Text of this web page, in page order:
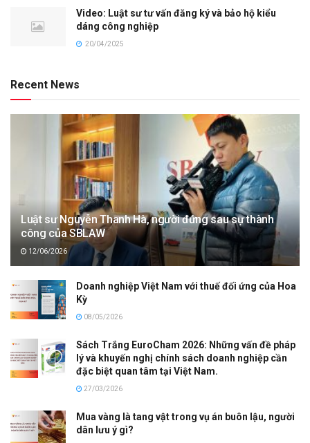
Video: Luật sư tư vấn đăng ký và bảo hộ kiểu
dáng công nghiệp
20/04/2025
Recent News
Luật sư Nguyễn Thanh Hà, người đứng sau sự thành
công của SBLAW
12/06/2026
Doanh nghiệp Việt Nam với thuế đối ứng của Hoa
Kỳ
08/05/2026
Sách Trắng EuroCham 2026: Những vấn đề pháp
lý và khuyến nghị chính sách doanh nghiệp cần
đặc biệt quan tâm tại Việt Nam.
27/03/2026
Mua vàng là tang vật trong vụ án buôn lậu, người
dân lưu ý gì?